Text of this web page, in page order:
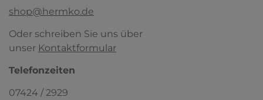
shop@hermko.de
Oder schreiben Sie uns über
unser Kontaktformular
Telefonzeiten
07424 / 2929